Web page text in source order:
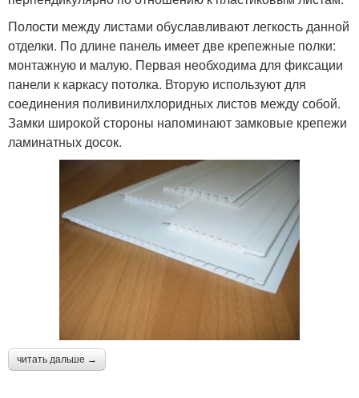
Полости между листами обуславливают легкость данной
отделки. По длине панель имеет две крепежные полки:
монтажную и малую. Первая необходима для фиксации
панели к каркасу потолка. Вторую используют для
соединения поливинилхлоридных листов между собой.
Замки широкой стороны напоминают замковые крепежи
ламинатных досок.
читать дальше →